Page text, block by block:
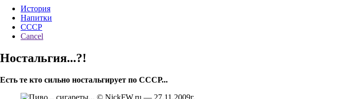
История
Напитки
СССР
Cancel
Ностальгия...?!
Есть те кто сильно ностальгирует по СССР...